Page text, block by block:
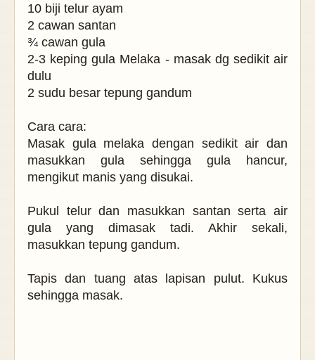
10 biji telur ayam
2 cawan santan
¾cawan gula
2-3 keping gula Melaka - masak dg sedikit air
dulu
2 sudu besar tepung gandum
Cara cara:
Masak gula melaka dengan sedikit air dan
masukkan gula sehingga gula hancur,
mengikut manis yang disukai.
Pukul telur dan masukkan santan serta air
gula yang dimasak tadi. Akhir sekali,
masukkan tepung gandum.
Tapis dan tuang atas lapisan pulut. Kukus
sehingga masak.